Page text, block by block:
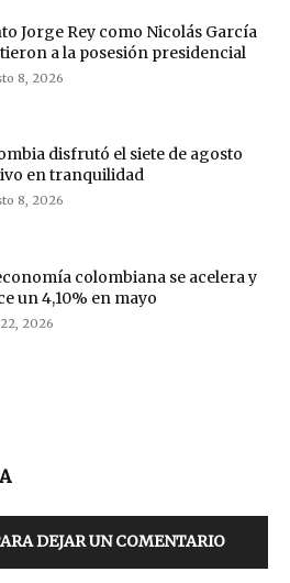
Jorge Rey como Nicolás García
a la posesión presidencial
8, 2026
disfrutó el siete de agosto
en tranquilidad
8, 2026
colombiana se acelera y
un 4,10% en mayo
2026
DEJAR UN COMENTARIO